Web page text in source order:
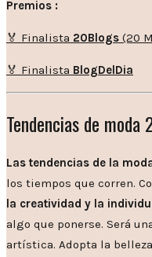
Premios :
🏅 Finalista 20Blogs (20
🏅 Finalista BlogDelDia
Tendencias de moda
Las tendencias de la
los tiempos que corren.
la creatividad y la
algo que ponerse. Será
artística. Adopta la